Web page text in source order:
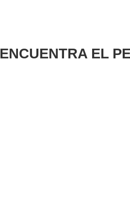
ENCUENTRA EL